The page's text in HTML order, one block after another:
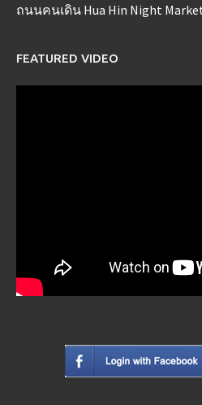
ถนนคนเดิน Hua Hin Night
FEATURED VIDEO